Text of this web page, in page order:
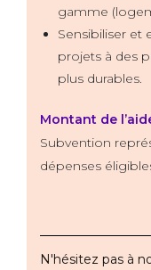
gamme
Sensibiliser et
projets à des
plus durables.
Montant de
Subvention
dépenses
N'hésitez pas à